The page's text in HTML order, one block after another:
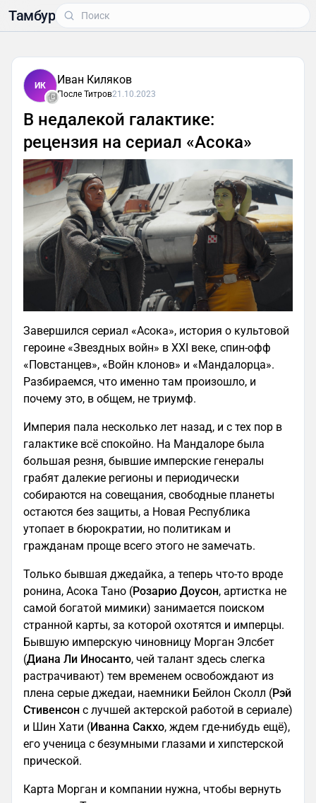
Тамбур
ИК Иван Киляков
После Титров21.10.2023
В недалекой галактике:
рецензия на сериал «Асока»
Завершился сериал «Асока», история о культовой
героине «Звездных войн» в XXI веке, спин-офф
«Повстанцев», «Войн клонов» и «Мандалорца».
Разбираемся, что именно там произошло, и
почему это, в общем, не триумф.
Империя пала несколько лет назад, и с тех пор в
галактике всё спокойно. На Мандалоре была
большая резня, бывшие имперские генералы
грабят далекие регионы и периодически
собираются на совещания, свободные планеты
остаются без защиты, а Новая Республика
утопает в бюрократии, но политикам и
гражданам проще всего этого не замечать.
Только бывшая джедайка, а теперь что-то вроде
ронина, Асока Тано (Розарио Доусон, артистка не
самой богатой мимики) занимается поиском
странной карты, за которой охотятся и имперцы.
Бывшую имперскую чиновницу Морган Элсбет
(Диана Ли Иносанто, чей талант здесь слегка
растрачивают) тем временем освобождают из
плена серые джедаи, наемники Бейлон Сколл (Рэй
Стивенсон с лучшей актерской работой в сериале)
и Шин Хати (Иванна Сакхо, ждем где-нибудь ещё),
его ученица с безумными глазами и хипстерской
прической.
Карта Морган и компании нужна, чтобы вернуть